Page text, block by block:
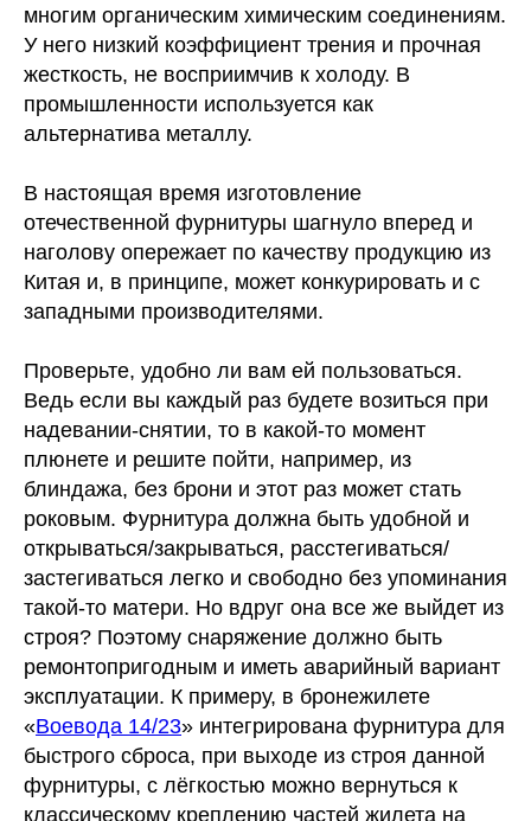
многим органическим химическим соединениям.
У него низкий коэффициент трения и прочная
жесткость, не восприимчив к холоду. В
промышленности используется как
альтернатива металлу.
В настоящая время изготовление
отечественной фурнитуры шагнуло вперед и
наголову опережает по качеству продукцию из
Китая и, в принципе, может конкурировать и с
западными производителями.
Проверьте, удобно ли вам ей пользоваться.
Ведь если вы каждый раз будете возиться при
надевании-снятии, то в какой-то момент
плюнете и решите пойти, например, из
блиндажа, без брони и этот раз может стать
роковым. Фурнитура должна быть удобной и
открываться/закрываться, расстегиваться/
застегиваться легко и свободно без упоминания
такой-то матери. Но вдруг она все же выйдет из
строя? Поэтому снаряжение должно быть
ремонтопригодным и иметь аварийный вариант
эксплуатации. К примеру, в бронежилете
«Воевода 14/23» интегрирована фурнитура для
быстрого сброса, при выходе из строя данной
фурнитуры, с лёгкостью можно вернуться к
классическому креплению частей жилета на